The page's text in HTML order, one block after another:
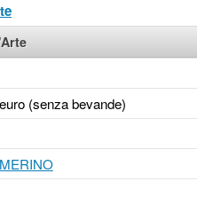
(senza bevande)